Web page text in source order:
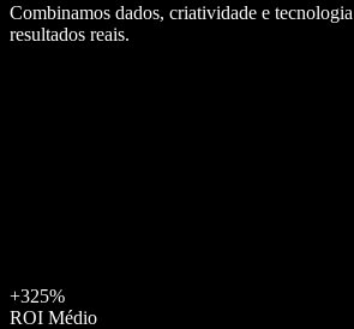
Combinamos dados, criatividade e
resultados reais.
+325%
ROI Médio